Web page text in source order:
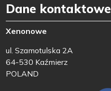
Dane kontaktowe
Xenonowe
ul. Szamotulska 2A
64-530 Kaźmierz
POLAND